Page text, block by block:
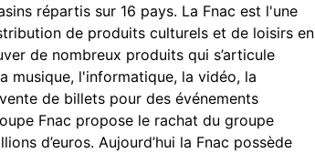
répartis sur 16 pays. La Fnac est l'une
de produits culturels et de loisirs en
de nombreux produits qui s’articule
musique, l'informatique, la vidéo, la
de billets pour des événements
Fnac propose le rachat du groupe
d’euros. Aujourd’hui la Fnac possède